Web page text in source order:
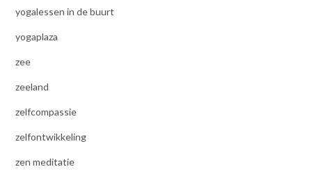
yogalessen in de buurt
yogaplaza
zee
zeeland
zelfcompassie
zelfontwikkeling
zen meditatie